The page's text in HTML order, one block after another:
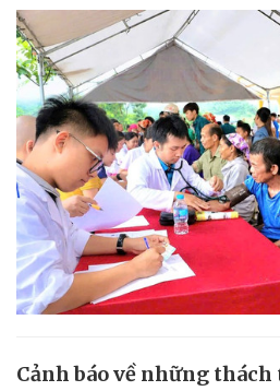
Cảnh báo về những